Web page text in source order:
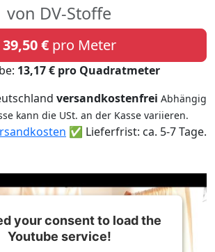
von DV-Stoffe
39,50 €pro Meter
13,17 € pro Quadratmeter
versandkostenfrei Abhängig
kann die USt. an der Kasse variieren.
✅ Lieferfrist: ca. 5-7 Tage.
your consent to load the
Youtube service!